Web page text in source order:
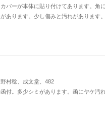
カバーが本体に貼り付けてあります。角
があります。少し傷みと汚れがあります。
野村稔、成文堂、482
函付。多少シミがあります。函にヤケ汚